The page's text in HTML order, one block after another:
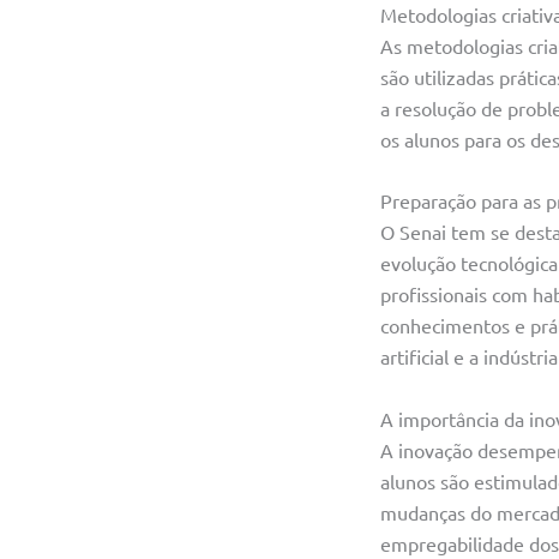
Metodologias
As metodologias
são utilizadas
a resolução de
os alunos para os
Preparação para as
O Senai tem se
evolução
profissionais com
conhecimentos e
artificial e a
A importância da
A inovação
alunos são
mudanças do
empregabilidade